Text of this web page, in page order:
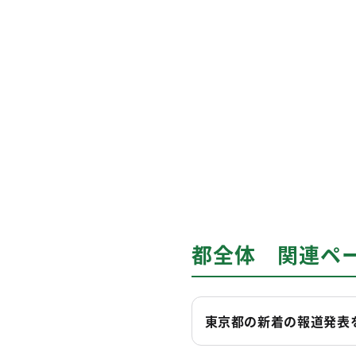
都全体 関連ペ
東京都の新着の報道発表